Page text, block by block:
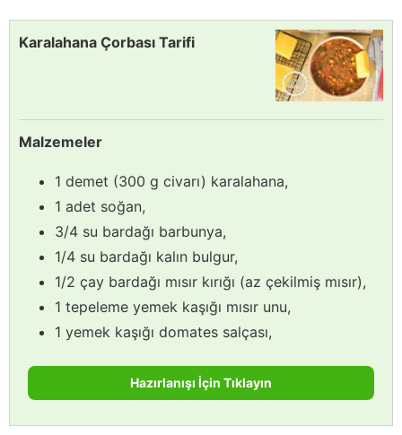
Karalahana Çorbası Tarifi
Malzemeler
1 demet (300 g civarı) karalahana,
1 adet soğan,
3/4 su bardağı barbunya,
1/4 su bardağı kalın bulgur,
1/2 çay bardağı mısır kırığı (az çekilmiş mısır),
1 tepeleme yemek kaşığı mısır unu,
1 yemek kaşığı domates salçası,
Hazırlanışı İçin Tıklayın